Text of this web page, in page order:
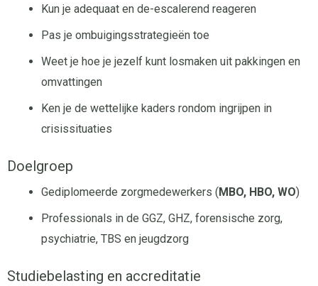
Kun je adequaat en de-escalerend reageren
Pas je ombuigingsstrategieën toe
Weet je hoe je jezelf kunt losmaken uit pakkingen en
omvattingen
Ken je de wettelijke kaders rondom ingrijpen in
crisissituaties
Doelgroep
Gediplomeerde zorgmedewerkers (MBO, HBO, WO)
Professionals in de GGZ, GHZ, forensische zorg,
psychiatrie, TBS en jeugdzorg
Studiebelasting en accreditatie